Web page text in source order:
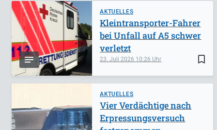
AKTUELLES
bookmark_border
23. Juli 2026 10:26
Kleintransporter-Fahrer
bei Unfall auf A5 schwer
verletzt
AKTUELLES
Vier Verdächtige nach
Erpressungsversuch